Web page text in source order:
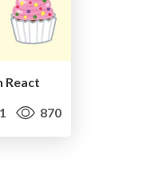
React
1 870